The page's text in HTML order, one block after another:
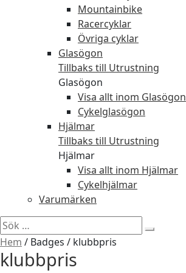
Mountainbike
Racercyklar
Övriga cyklar
Glasögon
Tillbaks till Utrustning
Glasögon
Visa allt inom Glasögon
Cykelglasögon
Hjälmar
Tillbaks till Utrustning
Hjälmar
Visa allt inom Hjälmar
Cykelhjälmar
Varumärken
Sök
efter:
Hem / Badges / klubbpris
klubbpris